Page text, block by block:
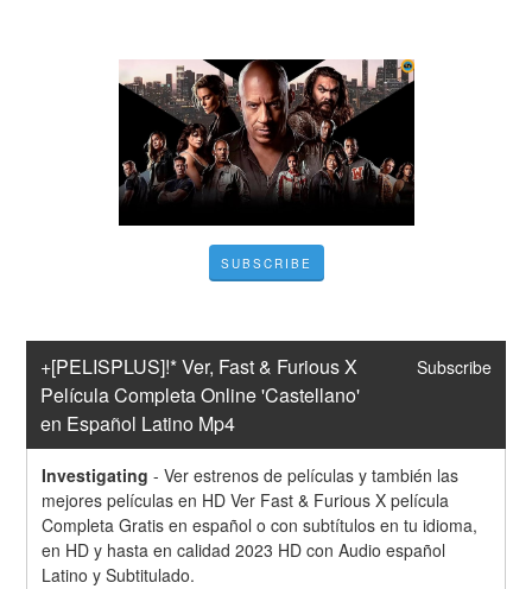
SUBSCRIBE
+[PELISPLUS]!* Ver, Fast & Furious X
Película Completa Online 'Castellano'
en Español Latino Mp4
Subscribe
Investigating -Ver estrenos de películas y también las
mejores películas en HD Ver Fast & Furious X película
Completa Gratis en español o con subtítulos en tu idioma,
en HD y hasta en calidad 2023 HD con Audio español
Latino y Subtitulado.